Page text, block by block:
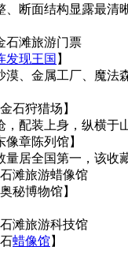
断面结构显露最
发现王国 】
、金属工厂、魔
石狩猎场】
配装上身，纵横于
像章陈列馆】
居全国第一，该收
秘博物馆】
石蜡像馆】